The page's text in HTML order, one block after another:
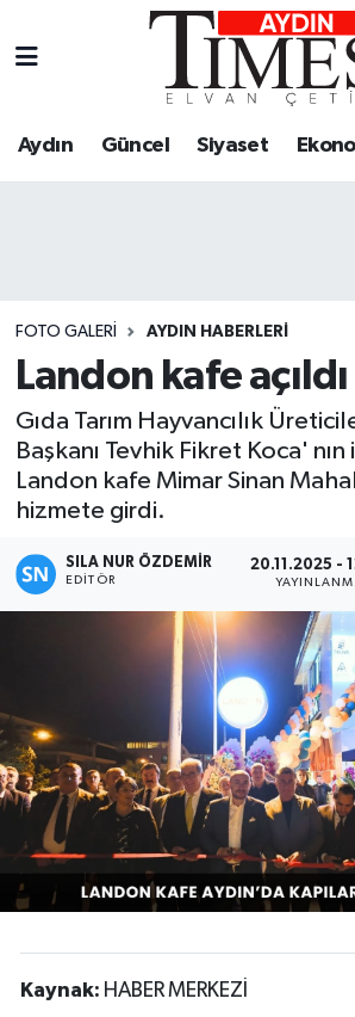
Aydın Güncel Siyaset
FOTO GALERI AYDIN HABERLERI
Landon kafe açıldı
Gıda Tarım Hayvancılık
Başkanı Tevhik Fikret Koca'
Landon kafe Mimar Sinan
hizmete girdi.
SILA NUR ÖZDEMIR
EDITÖR
20.11.2025 -
Kaynak: HABER MERKEZİ
Güncel
Spor
Resmi İlanlar
Sağlık
Kültür-Sanat
Magazin
Aydın Hava Durumu
Aydın Trafik Yoğunluk Haritası
Son Dakika Haberleri
Haber Arşivi